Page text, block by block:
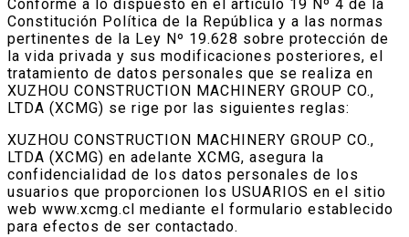
Conforme a lo dispuesto en el artículo 19 Nº 4 de la
Constitución Política de la República y a las normas
pertinentes de la Ley Nº 19.628 sobre protección de
la vida privada y sus modificaciones posteriores, el
tratamiento de datos personales que se realiza en
XUZHOU CONSTRUCTION MACHINERY GROUP CO.,
LTDA (XCMG) se rige por las siguientes reglas:
XUZHOU CONSTRUCTION MACHINERY GROUP CO.,
LTDA (XCMG) en adelante XCMG, asegura la
confidencialidad de los datos personales de los
usuarios que proporcionen los USUARIOS en el sitio
web www.xcmg.cl mediante el formulario establecido
para efectos de ser contactado.